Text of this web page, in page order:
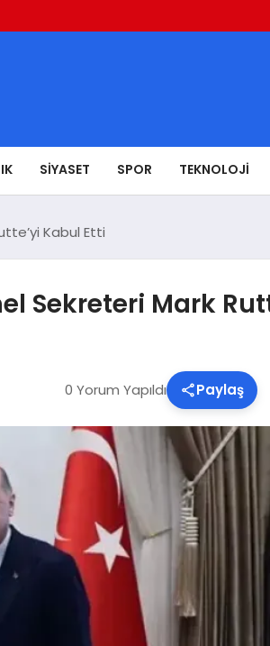
SIYASET SPOR TEKNOLOJI
Kabul Etti
Sekreteri Mark
0 Yorum Yapıldı Paylaş